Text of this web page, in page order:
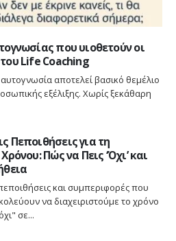
που υιοθετούν οι
Life Coaching
αποτελεί βασικό θεμέλιο
εξέλιξης. Χωρίς ξεκάθαρη
Πεποιθήσεις για τη
Πώς να Πεις ‘Όχι’ και
και συμπεριφορές που
να διαχειριστούμε το χρόνο
σε...